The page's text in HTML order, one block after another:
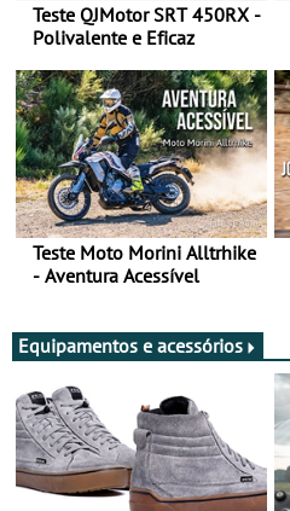
Teste QJMotor SRT 450RX -
Polivalente e Eficaz
Teste Moto Morini Alltrhike
- Aventura Acessível
Equipamentos e acessórios